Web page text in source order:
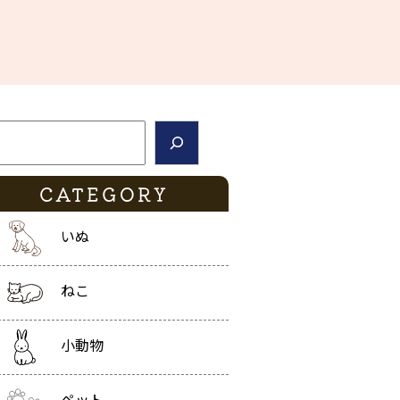
CATEGORY
いぬ
ねこ
小動物